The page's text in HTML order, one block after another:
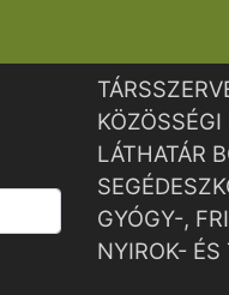
LÁTHATÁR
GYÓGY-,
NYIROK-